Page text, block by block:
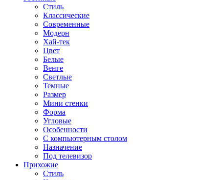
Стиль
Классические
Современные
Модерн
Хай-тек
Цвет
Белые
Венге
Светлые
Темные
Размер
Мини стенки
Форма
Угловые
Особенности
С компьютерным столом
Назначение
Под телевизор
Прихожие
Стиль